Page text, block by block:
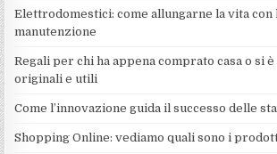
Elettrodomestici: come allungarne la vita con
manutenzione
Regali per chi ha appena comprato casa o si
originali e utili
Come l’innovazione guida il successo delle
Shopping Online: vediamo quali sono i